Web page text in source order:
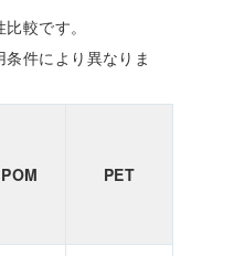
較です。
件により異なりま
POM PET